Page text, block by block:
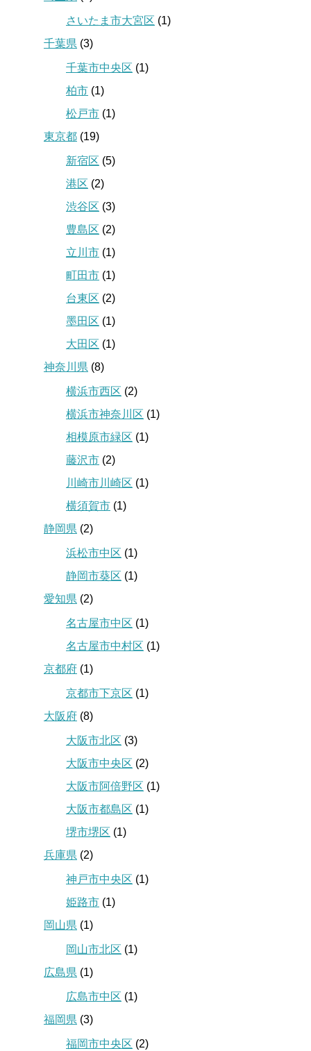
さいたま市大宮区 (1)
千葉県 (3)
千葉市中央区 (1)
柏市 (1)
松戸市 (1)
東京都 (19)
新宿区 (5)
港区 (2)
渋谷区 (3)
豊島区 (2)
立川市 (1)
町田市 (1)
台東区 (2)
墨田区 (1)
大田区 (1)
神奈川県 (8)
横浜市西区 (2)
横浜市神奈川区 (1)
相模原市緑区 (1)
藤沢市 (2)
川崎市川崎区 (1)
横須賀市 (1)
静岡県 (2)
浜松市中区 (1)
静岡市葵区 (1)
愛知県 (2)
名古屋市中区 (1)
名古屋市中村区 (1)
京都府 (1)
京都市下京区 (1)
大阪府 (8)
大阪市北区 (3)
大阪市中央区 (2)
大阪市阿倍野区 (1)
大阪市都島区 (1)
堺市堺区 (1)
兵庫県 (2)
神戸市中央区 (1)
姫路市 (1)
岡山県 (1)
岡山市北区 (1)
広島県 (1)
広島市中区 (1)
福岡県 (3)
福岡市中央区 (2)